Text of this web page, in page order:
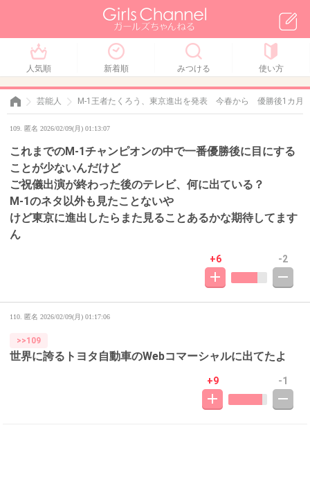
人気順 新着順 みつける 使い方
芸能人 M-1王者たくろう、東京進出を発表 今春から 優勝後1カ月
109. 匿名 2026/02/09(月) 01:13:07
これまでのM-1チャンピオンの中で一番優勝後に目にする
ことが少ないんだけど
ご祝儀出演が終わった後のテレビ、何に出ている？
M-1のネタ以外も見たことないや
けど東京に進出したらまた見ることあるかな期待してます
ん
+6 -2
110. 匿名 2026/02/09(月) 01:17:06
>>109
世界に誇るトヨタ自動車のWebコマーシャルに出てたよ
+9 -1